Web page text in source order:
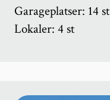
Garageplatser: 14 st
Lokaler: 4 st